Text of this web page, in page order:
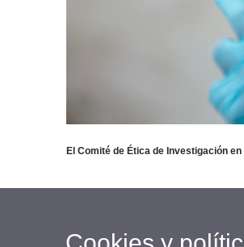
El Comité de Ética de Investigación